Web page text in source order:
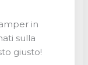
in
sulla
giusto!